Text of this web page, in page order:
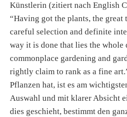
Künstlerin (zitiert nach English
“Having got the plants, the
careful selection and definite
way it is done that lies the whole
commonplace gardening and
rightly claim to rank as a fine
Pflanzen hat, ist es am
Auswahl und mit klarer Absicht
dies geschieht, bestimmt den